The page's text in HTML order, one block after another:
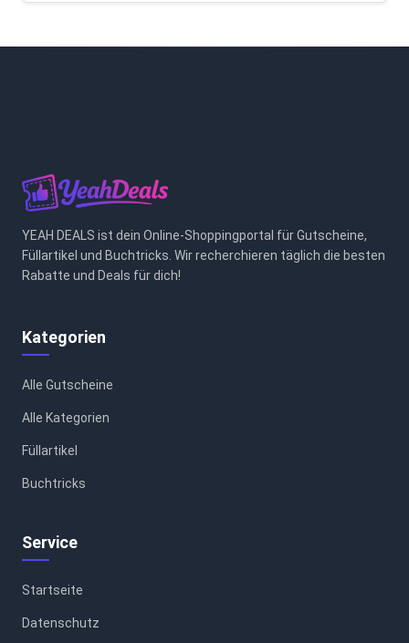
YEAH DEALS ist dein Online-Shoppingportal für Gutscheine,
Füllartikel und Buchtricks. Wir recherchieren täglich die besten
Rabatte und Deals für dich!
Kategorien
Alle Gutscheine
Alle Kategorien
Füllartikel
Buchtricks
Service
Startseite
Datenschutz